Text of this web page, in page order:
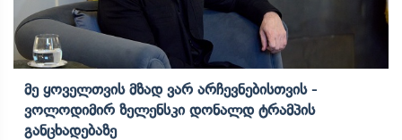
Მე Ყოველთვის Მზად Ვარ Არჩევნებისთვის -
Ვოლოდიმირ Ზელენსკი Დონალდ Ტრამპის
Განცხადებაზე